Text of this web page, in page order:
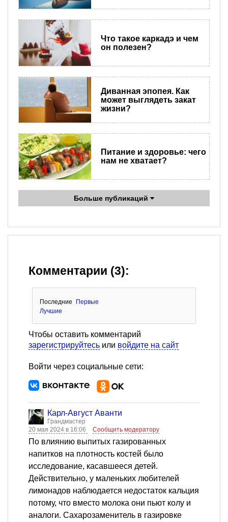
Что такое каркадэ и чем
он полезен?
Диванная эпопея. Как
может выглядеть закат
жизни?
Питание и здоровье: чего
нам не хватает?
Больше публикаций
Комментарии (3):
Последние
Первые
Лучшие
Чтобы оставить комментарий
зарегистрируйтесь или войдите на сайт
Войти через социальные сети:
Карл-Август Аванти
Грандмастер
20 мая 2024 в 16:06
Сообщить модератору
По влиянию выпитых газированных
напитков на плотность костей было
исследование, касавшееся детей.
Действительно, у маленьких любителей
лимонадов наблюдается недостаток кальция
потому, что вместо молока они пьют колу и
аналоги. Сахарозаменитель в газировке